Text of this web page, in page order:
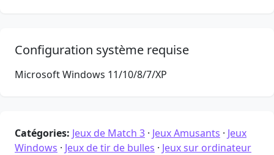
Configuration système requise
Microsoft Windows 11/10/8/7/XP
Catégories: Jeux de Match 3 · Jeux Amusants · Jeux
Windows · Jeux de tir de bulles · Jeux sur ordinateur